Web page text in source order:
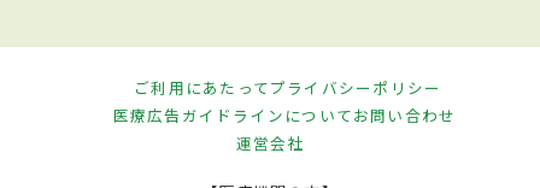
ご利用にあたってプライバシーポリシー
医療広告ガイドラインについてお問い合わせ
運営会社